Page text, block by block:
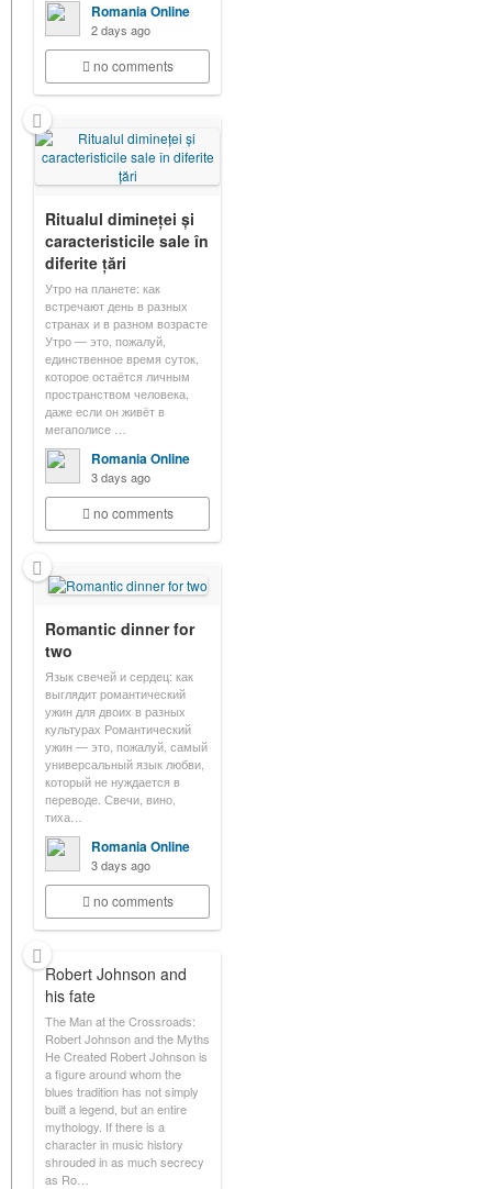
Romania Online
2 days ago
no comments
Ritualul dimineței și
caracteristicile sale în
diferite țări
Утро на планете: как
встречают день в разных
странах и в разном возрасте
Утро — это, пожалуй,
единственное время суток,
которое остаётся личным
пространством человека,
даже если он живёт в
мегаполисе …
Romania Online
3 days ago
no comments
Romantic dinner for
two
Язык свечей и сердец: как
выглядит романтический
ужин для двоих в разных
культурах Романтический
ужин — это, пожалуй, самый
универсальный язык любви,
который не нуждается в
переводе. Свечи, вино,
тиха…
Romania Online
3 days ago
no comments
Robert Johnson and
his fate
The Man at the Crossroads:
Robert Johnson and the Myths
He Created Robert Johnson is
a figure around whom the
blues tradition has not simply
built a legend, but an entire
mythology. If there is a
character in music history
shrouded in as much secrecy
as Ro…